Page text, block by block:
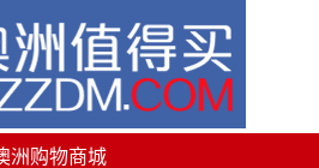
洲购物商城